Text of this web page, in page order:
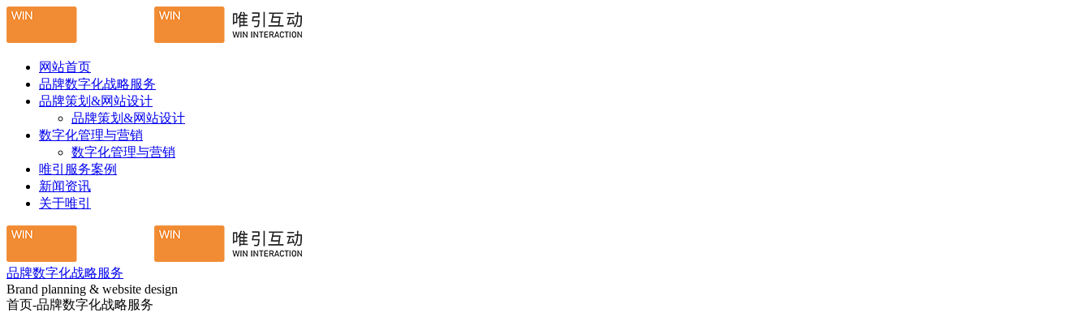
网站首页
品牌数字化战略服务
品牌策划&网站设计
品牌策划&网站设计
数字化管理与营销
数字化管理与营销
唯引服务案例
新闻资讯
关于唯引
品牌数字化战略服务
Brand planning & website design
首页-品牌数字化战略服务